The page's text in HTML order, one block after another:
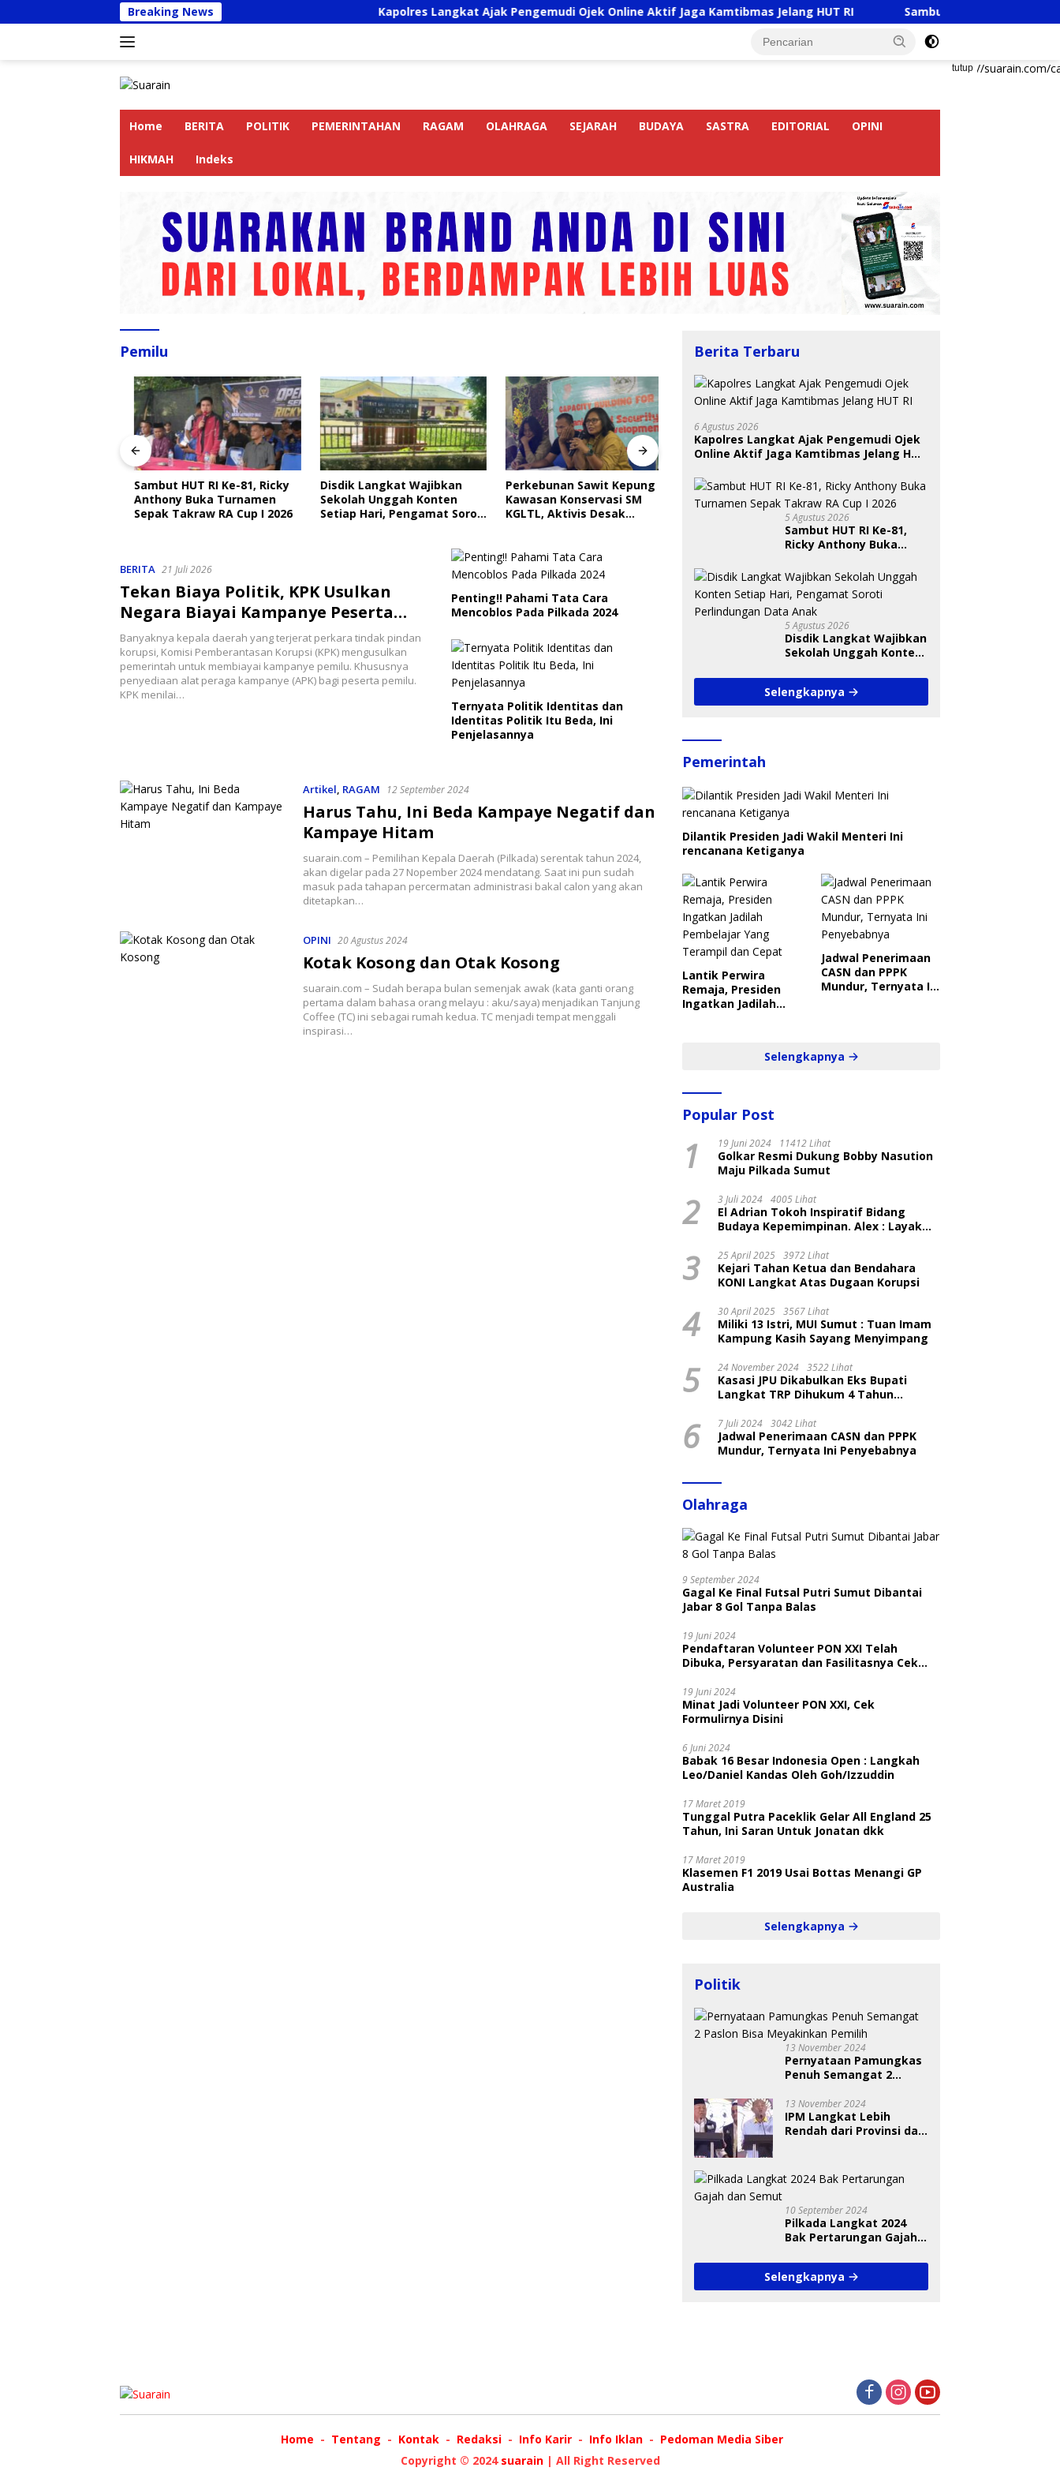
ke
Breaking News Kapolres Langkat Ajak Pengemudi Ojek Online Aktif Jaga Kamtibmas Jelang HUT RI Sambut HUT RI Ke-81, Ricky Anthony
tutup
https://suarain.com/
Home BERITA POLITIK PEMERINTAHAN RAGAM OLAHRAGA SEJARAH BUDAYA SASTRA EDITORIAL OPINI
HIKMAH Indeks
Pemilu
Sambut HUT RI Ke-81, Ricky
Anthony Buka Turnamen
Sepak Takraw RA Cup I 2026
Disdik Langkat Wajibkan
Sekolah Unggah Konten
Setiap Hari, Pengamat Soroti
Perkebunan Sawit Kepung
Kawasan Konservasi SM
KGLTL, Aktivis Desak
Indri Nugraheni: Festival
Sayang Anak Harus Jadi
Gerakan Berkelanjutan
Perlindungan Anak
BKSDA Segera Evaluasi
Perkebunan Sawit di
Langkat
BERITA 21 Juli 2026
Tekan Biaya Politik, KPK Usulkan
Negara Biayai Kampanye Peserta
Pemilu
Banyaknya kepala daerah yang terjerat perkara tindak pindan
korupsi, Komisi Pemberantasan Korupsi (KPK) mengusulkan
pemerintah untuk membiayai kampanye pemilu. Khususnya
penyediaan alat peraga kampanye (APK) bagi peserta pemilu.
KPK menilai…
Penting!! Pahami Tata Cara
Mencoblos Pada Pilkada 2024
Ternyata Politik Identitas dan
Identitas Politik Itu Beda, Ini
Penjelasannya
Artikel, RAGAM 12 September 2024
Harus Tahu, Ini Beda Kampaye Negatif dan
Kampaye Hitam
suarain.com – Pemilihan Kepala Daerah (Pilkada) serentak tahun 2024,
akan digelar pada 27 Nopember 2024 mendatang. Saat ini pun sudah
masuk pada tahapan percermatan administrasi bakal calon yang akan
ditetapkan…
OPINI 20 Agustus 2024
Kotak Kosong dan Otak Kosong
suarain.com – Sudah berapa bulan semenjak awak (kata ganti orang
pertama dalam bahasa orang melayu : aku/saya) menjadikan Tanjung
Coffee (TC) ini sebagai rumah kedua. TC menjadi tempat menggali
inspirasi…
Berita Terbaru
6 Agustus 2026
Kapolres Langkat Ajak Pengemudi Ojek
Online Aktif Jaga Kamtibmas Jelang HUT
5 Agustus 2026
Sambut HUT RI Ke-81,
Ricky Anthony Buka
Takraw RA Cup I 2026
5 Agustus 2026
Disdik Langkat Wajibkan
Sekolah Unggah Konten
Soroti Perlindungan
Data Anak
Selengkapnya
Pemerintah
Dilantik Presiden Jadi Wakil Menteri Ini
rencanana Ketiganya
Lantik Perwira
Remaja, Presiden
Ingatkan Jadilah
Jadwal Penerimaan
CASN dan PPPK
Mundur, Ternyata Ini
Selengkapnya
Popular Post
1 19 Juni 2024 11412 Lihat
Golkar Resmi Dukung Bobby Nasution
Maju Pilkada Sumut
2 3 Juli 2024 4005 Lihat
El Adrian Tokoh Inspiratif Bidang
Budaya Kepemimpinan. Alex : Layak
3 25 April 2025 3972 Lihat
Kejari Tahan Ketua dan Bendahara
KONI Langkat Atas Dugaan Korupsi
4 30 April 2025 3567 Lihat
Miliki 13 Istri, MUI Sumut : Tuan Imam
Kampung Kasih Sayang Menyimpang
5 24 November 2024 3522 Lihat
Kasasi JPU Dikabulkan Eks Bupati
Langkat TRP Dihukum 4 Tahun
6 7 Juli 2024 3042 Lihat
Jadwal Penerimaan CASN dan PPPK
Mundur, Ternyata Ini Penyebabnya
Olahraga
9 September 2024
Gagal Ke Final Futsal Putri Sumut Dibantai
Jabar 8 Gol Tanpa Balas
19 Juni 2024
Pendaftaran Volunteer PON XXI Telah
Dibuka, Persyaratan dan Fasilitasnya Cek
19 Juni 2024
Minat Jadi Volunteer PON XXI, Cek
Formulirnya Disini
6 Juni 2024
Babak 16 Besar Indonesia Open : Langkah
Leo/Daniel Kandas Oleh Goh/Izzuddin
17 Maret 2019
Tunggal Putra Paceklik Gelar All England 25
Tahun, Ini Saran Untuk Jonatan dkk
17 Maret 2019
Klasemen F1 2019 Usai Bottas Menangi GP
Australia
Selengkapnya
Politik
13 November 2024
Pernyataan Pamungkas
Penuh Semangat 2
Pemilih
13 November 2024
IPM Langkat Lebih
Rendah dari Provinsi dan
10 September 2024
Pilkada Langkat 2024
Bak Pertarungan Gajah
Selengkapnya
Home Tentang Kontak Redaksi Info Karir Info Iklan
Pedoman Media Siber
Copyright © 2024 suarain| All Right Reserved